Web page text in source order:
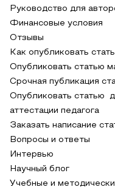
Руководство для
Финансовые условия
Отзывы
Как опубликовать
Опубликовать статью
Срочная публикация
Опубликовать статью
аттестации педагога
Заказать написание
Вопросы и ответы
Интервью
Научный блог
Учебные и